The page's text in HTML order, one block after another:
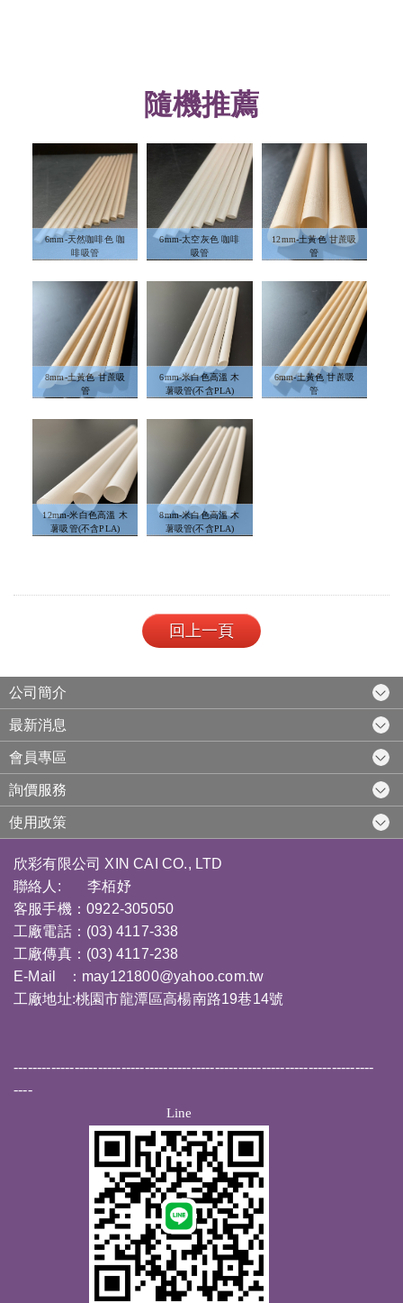
隨機推薦
6mm-天然咖啡色 咖
啡吸管
6mm-太空灰色 咖啡
吸管
12mm-土黃色 甘蔗吸
管
8mm-土黃色 甘蔗吸
管
6mm-米白色高溫 木
薯吸管(不含PLA)
6mm-土黃色 甘蔗吸
管
12mm-米白色高溫 木
薯吸管(不含PLA)
8mm-米白色高溫 木
薯吸管(不含PLA)
回上一頁
公司簡介
最新消息
會員專區
詢價服務
使用政策
欣彩有限公司 XIN CAI CO., LTD
聯絡人: 李栢妤
客服手機：0922-305050
工廠電話：(03) 4117-338
工廠傳真：(03) 4117-238
E-Mail ： may121800@yahoo.com.tw
工廠地址:桃園市龍潭區高楊南路19巷14號
-----------------------------------------------------------------------------
----
Line